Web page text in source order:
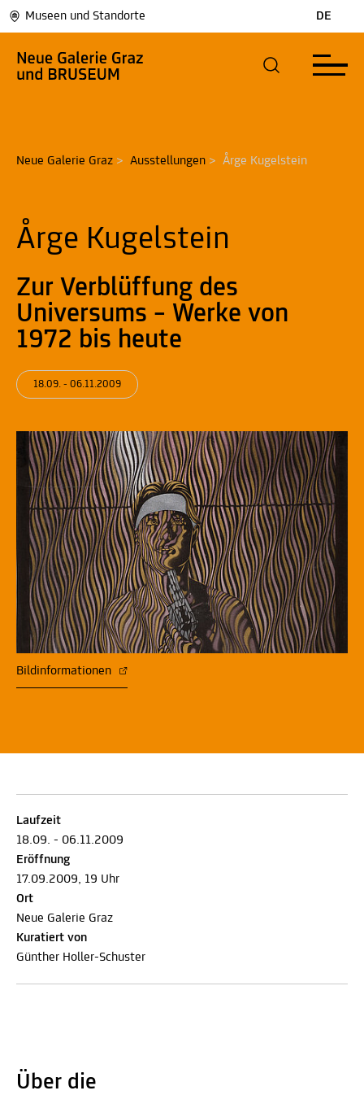
Museen und Standorte DE
Neue Galerie Graz > Ausstellungen > Årge Kugelstein
Årge Kugelstein
Zur Verblüffung des
Universums – Werke von
1972 bis heute
18.09. - 06.11.2009
Bildinformationen
Laufzeit
18.09. - 06.11.2009
Eröffnung
17.09.2009, 19 Uhr
Ort
Neue Galerie Graz
Kuratiert von
Günther Holler-Schuster
Über die